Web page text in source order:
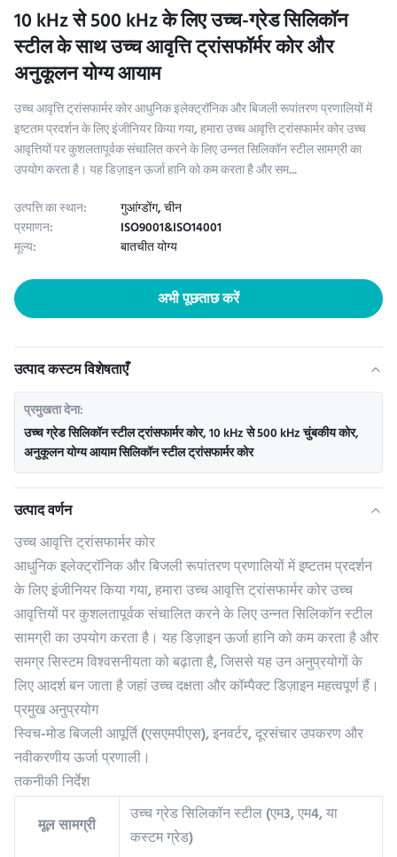
10 kHz से 500 kHz के लिए उच्च-ग्रेड सिलिकॉन
स्टील के साथ उच्च आवृत्ति ट्रांसफॉर्मर कोर और
अनुकूलन योग्य आयाम
उच्च आवृत्ति ट्रांसफार्मर कोर आधुनिक इलेक्ट्रॉनिक और बिजली रूपांतरण प्रणालियों में
इष्टतम प्रदर्शन के लिए इंजीनियर किया गया, हमारा उच्च आवृत्ति ट्रांसफार्मर कोर उच्च
आवृत्तियों पर कुशलतापूर्वक संचालित करने के लिए उन्नत सिलिकॉन स्टील सामग्री का
उपयोग करता है। यह डिज़ाइन ऊर्जा हानि को कम करता है और सम...
उत्पत्ति का स्थान:
गुआंग्डोंग, चीन
प्रमाणन: ISO9001&ISO14001
मूल्य: बातचीत योग्य
अभी पूछताछ करें
उत्पाद कस्टम विशेषताएँ
प्रमुखता देना:
उच्च ग्रेड सिलिकॉन स्टील ट्रांसफार्मर कोर,10 kHz से 500 kHz चुंबकीय कोर,
अनुकूलन योग्य आयाम सिलिकॉन स्टील ट्रांसफार्मर कोर
उत्पाद वर्णन
उच्च आवृत्ति ट्रांसफार्मर कोर
आधुनिक इलेक्ट्रॉनिक और बिजली रूपांतरण प्रणालियों में इष्टतम प्रदर्शन
के लिए इंजीनियर किया गया, हमारा उच्च आवृत्ति ट्रांसफार्मर कोर उच्च
आवृत्तियों पर कुशलतापूर्वक संचालित करने के लिए उन्नत सिलिकॉन स्टील
सामग्री का उपयोग करता है। यह डिज़ाइन ऊर्जा हानि को कम करता है और
समग्र सिस्टम विश्वसनीयता को बढ़ाता है, जिससे यह उन अनुप्रयोगों के
लिए आदर्श बन जाता है जहां उच्च दक्षता और कॉम्पैक्ट डिज़ाइन महत्वपूर्ण हैं।
प्रमुख अनुप्रयोग
स्विच-मोड बिजली आपूर्ति (एसएमपीएस), इनवर्टर, दूरसंचार उपकरण और
नवीकरणीय ऊर्जा प्रणाली।
तकनीकी निर्देश
मूल सामग्री
उच्च ग्रेड सिलिकॉन स्टील (एम3, एम4, या
कस्टम ग्रेड)